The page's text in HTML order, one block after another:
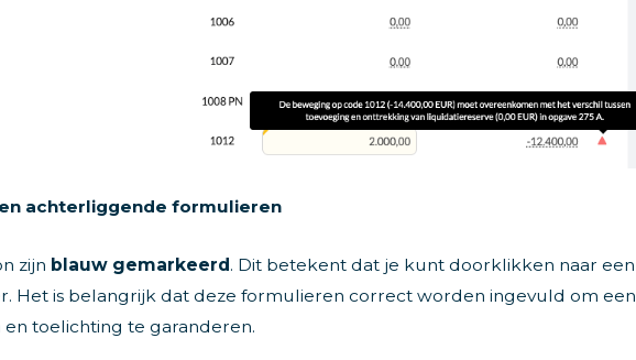
achterliggende formulieren
zijn blauw gemarkeerd. Dit betekent dat je kunt doorklikken naar een
Het is belangrijk dat deze formulieren correct worden ingevuld om een
toelichting te garanderen.